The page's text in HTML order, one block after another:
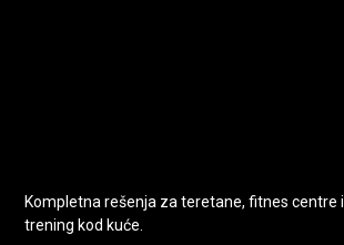
Kompletna rešenja za teretane, fitnes centre i
trening kod kuće.